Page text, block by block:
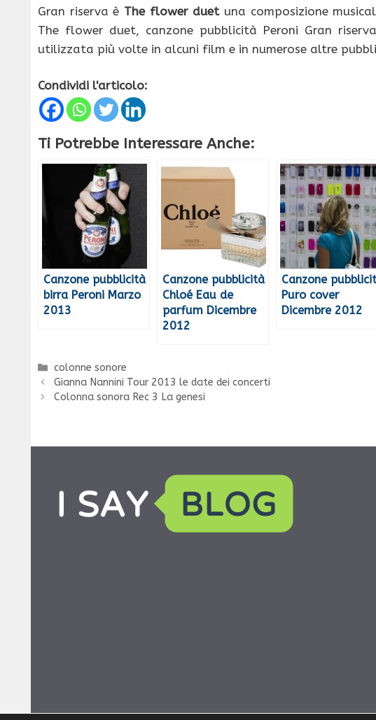
Gran riserva è The flower duetuna composizione
The flower duet, canzone pubblicità Peroni Gran
utilizzata più volte in alcuni film e in numerose altre
Condividi l'articolo:
Ti Potrebbe Interessare Anche:
Canzone pubblicità
birra Peroni Marzo
2013
Canzone pubblicità
Chloé Eau de
parfum Dicembre
2012
Canzone
Puro cover
Dicembre 2012
Categorie
colonne sonore
Gianna Nannini Tour 2013 le date dei concerti
Colonna sonora Rec 3 La genesi